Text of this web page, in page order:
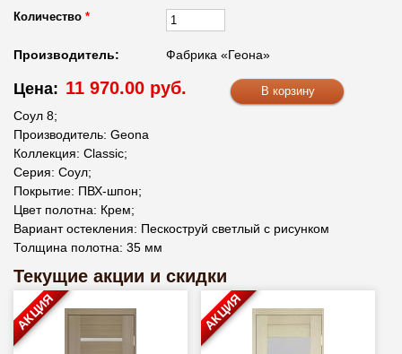
Количество *
Производитель: Фабрика «Геона»
Цена: 11 970.00 руб.
Соул 8;
Производитель: Geona
Коллекция: Classic;
Серия: Соул;
Покрытие: ПВХ-шпон;
Цвет полотна: Крем;
Вариант остекления: Пескоструй светлый с рисунком
Толщина полотна: 35 мм
Текущие акции и скидки
АКЦИЯ АКЦИЯ